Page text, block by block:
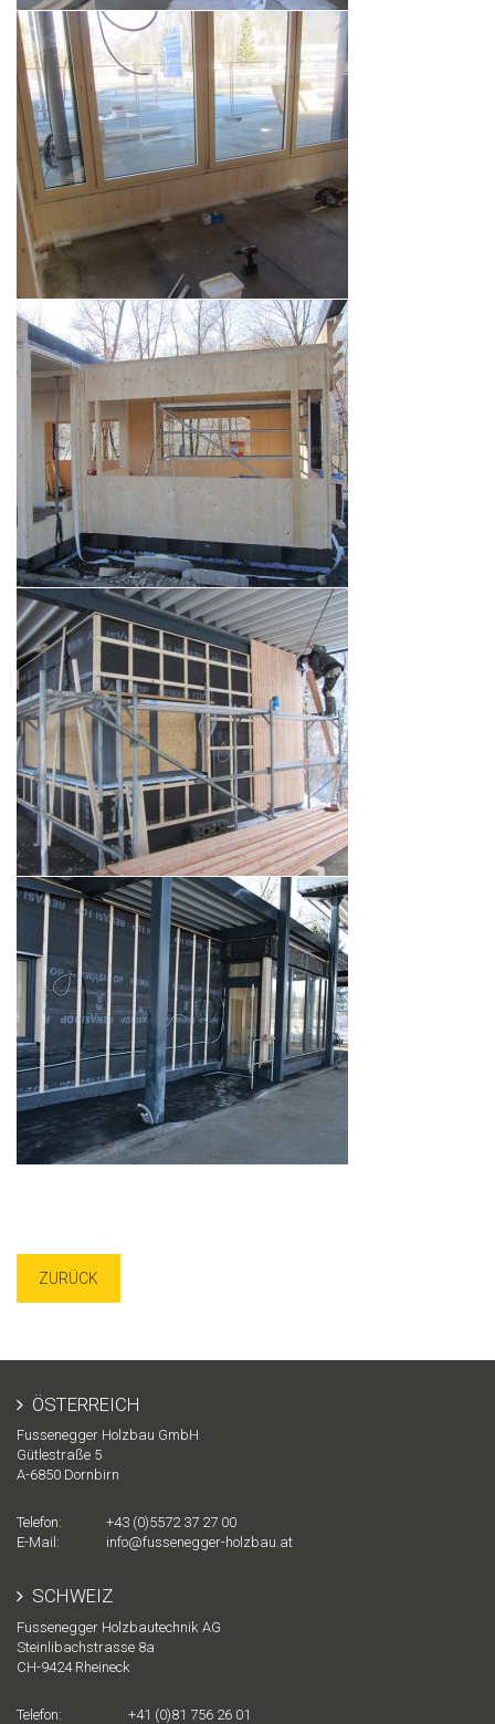
ZURÜCK
ÖSTERREICH
Fussenegger Holzbau GmbH
Gütlestraße 5
A-6850 Dornbirn
Telefon:
+43 (0)5572 37 27 00
E-Mail:
info@fussenegger-holzbau.at
SCHWEIZ
Fussenegger Holzbautechnik AG
Steinlibachstrasse 8a
CH-9424 Rheineck
Telefon: +41 (0)81 756 26 01